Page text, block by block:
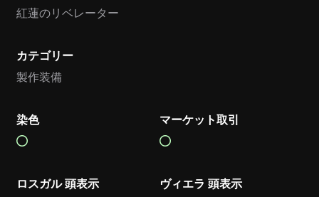
紅蓮のリベレーター
カテゴリー
製作装備
染色 マーケット取引
ロスガル 頭表示 ヴィエラ 頭表示